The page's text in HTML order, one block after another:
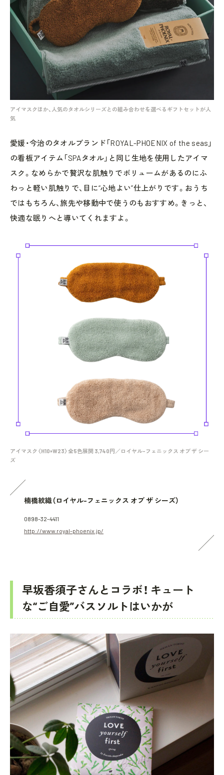
アイマスクほか、人気のタオルシリーズとの組み合わせを選べるギフトセットが人
気
愛媛・今治のタオルブランド「ROYAL-PHOENIX of the seas」
の看板アイテム「SPAタオル」と同じ生地を使用したアイマ
スク。なめらかで贅沢な肌触りでボリュームがあるのにふ
わっと軽い肌触りで、目に“心地よい”仕上がりです。おうち
ではもちろん、旅先や移動中で使うのもおすすめ。きっと、
快適な眠りへと導いてくれますよ。
アイマスク〈H10×W23〉全5色展開 3,740円／ロイヤル-フェニックス オブ ザ シー
ズ
楠橋紋織（ロイヤル-フェニックス オブ ザ シーズ）
0898-32-4411
http://www.royal-phoenix.jp/
早坂香須子さんとコラボ！ キュート
な“ご自愛”バスソルトはいかが